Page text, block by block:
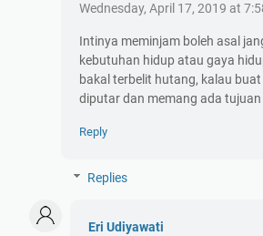
Wednesday, April 17, 2019 at
Intinya meminjam boleh asal
kebutuhan hidup atau gaya
bakal terbelit hutang, kalau
diputar dan memang ada tujuan
Reply
Replies
Eri Udiyawati